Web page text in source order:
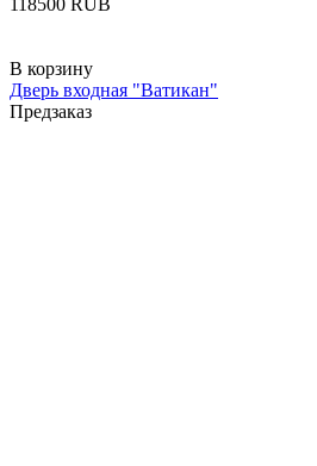
В корзину
Дверь входная "Ватикан"
Предзаказ